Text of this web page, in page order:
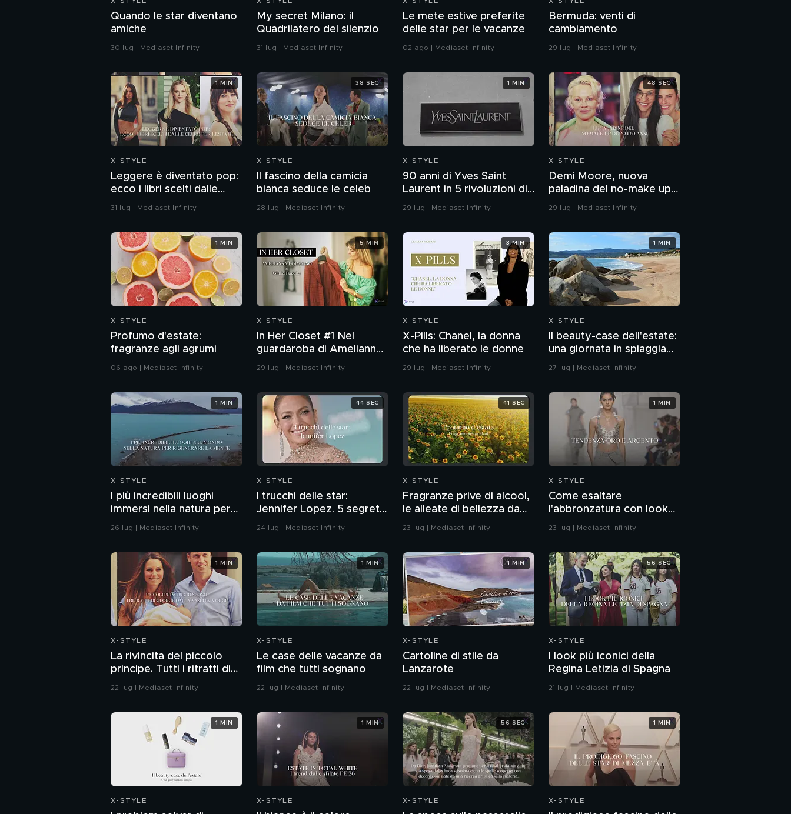
Quando le star diventano
amiche
30 lug | Mediaset Infinity
My secret Milano: il
Quadrilatero del silenzio
31 lug | Mediaset Infinity
Le mete estive preferite
delle star per le vacanze
02 ago | Mediaset Infinity
Bermuda: venti di
cambiamento
29 lug | Mediaset Infinity
X-STYLE
Leggere è diventato pop:
ecco i libri scelti dalle
celeb per l'estate
31 lug | Mediaset Infinity
1 MIN
X-STYLE
Il fascino della camicia
bianca seduce le celeb
28 lug | Mediaset Infinity
38 SEC
X-STYLE
90 anni di Yves Saint
Laurent in 5 rivoluzioni di
moda
29 lug | Mediaset Infinity
1 MIN
X-STYLE
Demi Moore, nuova
paladina del no-make up
dopo i 60 anni
29 lug | Mediaset Infinity
48 SEC
X-STYLE
Profumo d'estate:
fragranze agli agrumi
06 ago | Mediaset Infinity
1 MIN
X-STYLE
In Her Closet #1 Nel
guardaroba di Amelianna
Loiacono
29 lug | Mediaset Infinity
5 MIN
X-STYLE
X-Pills: Chanel, la donna
che ha liberato le donne
29 lug | Mediaset Infinity
3 MIN
X-STYLE
Il beauty-case dell'estate:
una giornata in spiaggia
tra sole e relax
27 lug | Mediaset Infinity
1 MIN
X-STYLE
I più incredibili luoghi
immersi nella natura per
rigenerare la mente
26 lug | Mediaset Infinity
1 MIN
X-STYLE
I trucchi delle star:
Jennifer Lopez. 5 segreti
di bellezza per replicarne
24 lug | Mediaset Infinity
44 SEC
X-STYLE
Fragranze prive di alcool,
le alleate di bellezza da
portare sotto
23 lug | Mediaset Infinity
41 SEC
X-STYLE
Come esaltare
l'abbronzatura con look
oro e argento
23 lug | Mediaset Infinity
1 MIN
X-STYLE
La rivincita del piccolo
principe. Tutti i ritratti di
George dalla nascita a
22 lug | Mediaset Infinity
1 MIN
X-STYLE
Le case delle vacanze da
film che tutti sognano
22 lug | Mediaset Infinity
1 MIN
X-STYLE
Cartoline di stile da
Lanzarote
22 lug | Mediaset Infinity
1 MIN
X-STYLE
I look più iconici della
Regina Letizia di Spagna
21 lug | Mediaset Infinity
56 SEC
X-STYLE
1 MIN
X-STYLE
1 MIN
X-STYLE
56 SEC
X-STYLE
1 MIN